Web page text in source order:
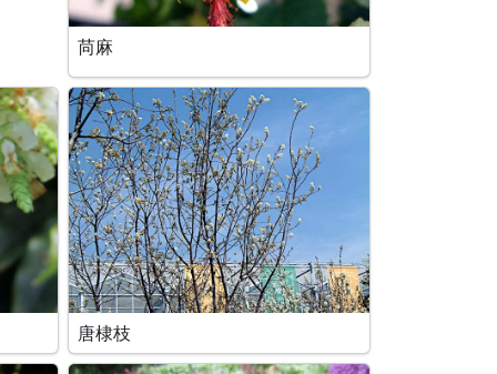
苘麻
唐棣枝